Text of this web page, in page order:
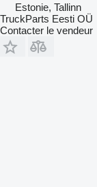
Estonie, Tallinn
TruckParts Eesti OÜ
Contacter le vendeur